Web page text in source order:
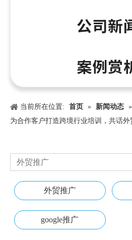
公司新
案例赏
当前所在位置: 首页 » 新闻动态 »
为合作客户打造跨境行业培训，共话
外贸推广
google推广